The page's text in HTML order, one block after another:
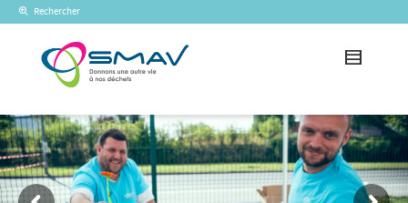
Rechercher